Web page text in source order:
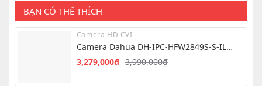
BẠN CÓ THỂ THÍCH
Camera HD CVI
Camera Dahua DH-IPC-HFW2849S-S-IL
8.0MP – Hình Ảnh 4K Siêu Nét
3,990,000₫
Giá
3,279,000₫
Giá